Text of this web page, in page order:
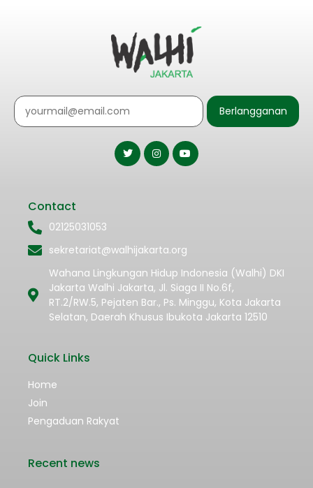
Berlangganan
Contact
02125031053
sekretariat@walhijakarta.org
Wahana Lingkungan Hidup Indonesia (Walhi) DKI
Jakarta Walhi Jakarta, Jl. Siaga II No.6f,
RT.2/RW.5, Pejaten Bar., Ps. Minggu, Kota Jakarta
Selatan, Daerah Khusus Ibukota Jakarta 12510
Quick Links
Home
Join
Pengaduan Rakyat
Recent news